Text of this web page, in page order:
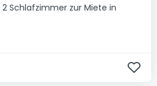
2 Schlafzimmer zur Miete in